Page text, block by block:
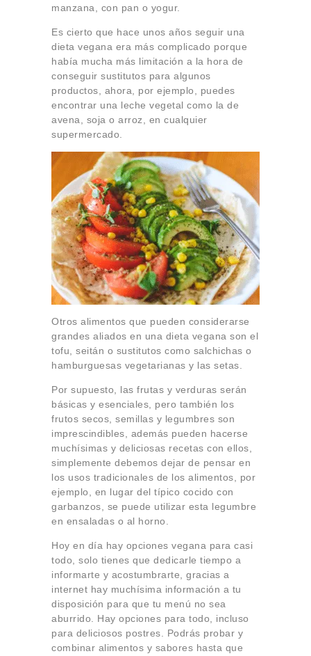
manzana, con pan o yogur.
Es cierto que hace unos años seguir una
dieta vegana era más complicado porque
había mucha más limitación a la hora de
conseguir sustitutos para algunos
productos, ahora, por ejemplo, puedes
encontrar una leche vegetal como la de
avena, soja o arroz, en cualquier
supermercado.
Otros alimentos que pueden considerarse
grandes aliados en una dieta vegana son el
tofu, seitán o sustitutos como salchichas o
hamburguesas vegetarianas y las setas.
Por supuesto, las frutas y verduras serán
básicas y esenciales, pero también los
frutos secos, semillas y legumbres son
imprescindibles, además pueden hacerse
muchísimas y deliciosas recetas con ellos,
simplemente debemos dejar de pensar en
los usos tradicionales de los alimentos, por
ejemplo, en lugar del típico cocido con
garbanzos, se puede utilizar esta legumbre
en ensaladas o al horno.
Hoy en día hay opciones vegana para casi
todo, solo tienes que dedicarle tiempo a
informarte y acostumbrarte, gracias a
internet hay muchísima información a tu
disposición para que tu menú no sea
aburrido. Hay opciones para todo, incluso
para deliciosos postres. Podrás probar y
combinar alimentos y sabores hasta que